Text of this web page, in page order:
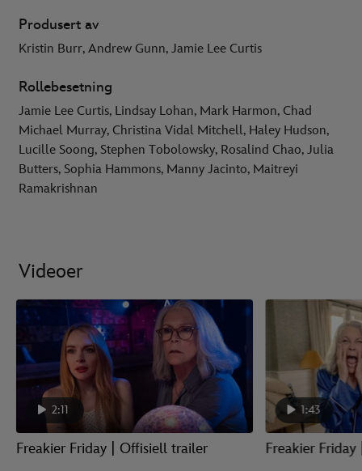
Produsert av
Kristin Burr, Andrew Gunn, Jamie Lee Curtis
Rollebesetning
Jamie Lee Curtis, Lindsay Lohan, Mark Harmon, Chad
Michael Murray, Christina Vidal Mitchell, Haley Hudson,
Lucille Soong, Stephen Tobolowsky, Rosalind Chao, Julia
Butters, Sophia Hammons, Manny Jacinto, Maitreyi
Ramakrishnan
Videoer
2:11
Freakier Friday | Offisiell trailer
1:43
Freakier